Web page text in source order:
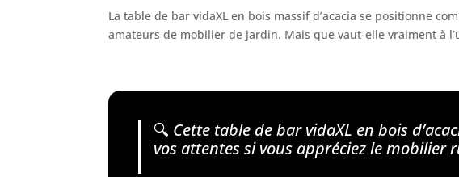
La table de bar vidaXL en bois massif d’acacia se positionne
amateurs de mobilier de jardin. Mais que vaut-elle vraiment à
🔍 Cette table de bar vidaXL en bois
vos attentes si vous appréciez le mobilier